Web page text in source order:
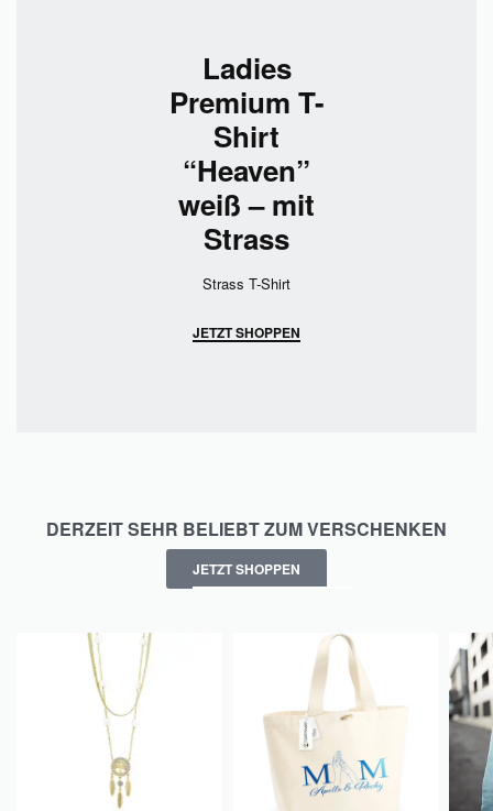
Ladies
Premium T-
Shirt
“Heaven”
weiß – mit
Strass
Strass T-Shirt
JETZT SHOPPEN
DERZEIT SEHR BELIEBT ZUM VERSCHENKEN
JETZT SHOPPEN